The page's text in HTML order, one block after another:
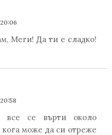
Меги! Да ти е сладко!
се върти около
може да си отреже